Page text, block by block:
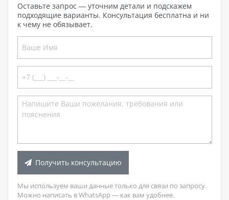
Оставьте запрос — уточним детали и подскажем
подходящие варианты. Консультация бесплатна и ни
к чему не обязывает.
Получить консультацию
Мы используем ваши данные только для связи по запросу.
Можно написать в WhatsApp — как вам удобнее.